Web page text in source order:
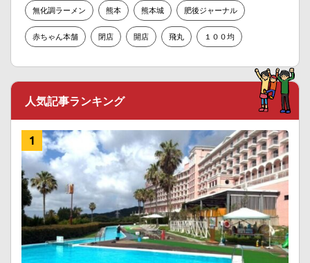
無化調ラーメン 熊本 熊本城 肥後ジャーナル
赤ちゃん本舗 閉店 開店 飛丸 １００均
人気記事ランキング